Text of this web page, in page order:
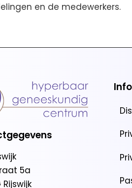
en de medewerkers.
5a
Rijswijk